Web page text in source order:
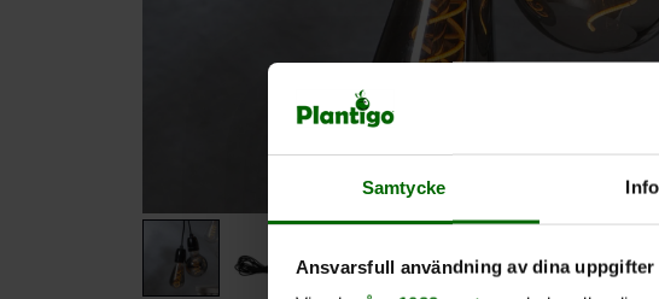
Samtycke
Ansvarsfull användning av dina uppgifter